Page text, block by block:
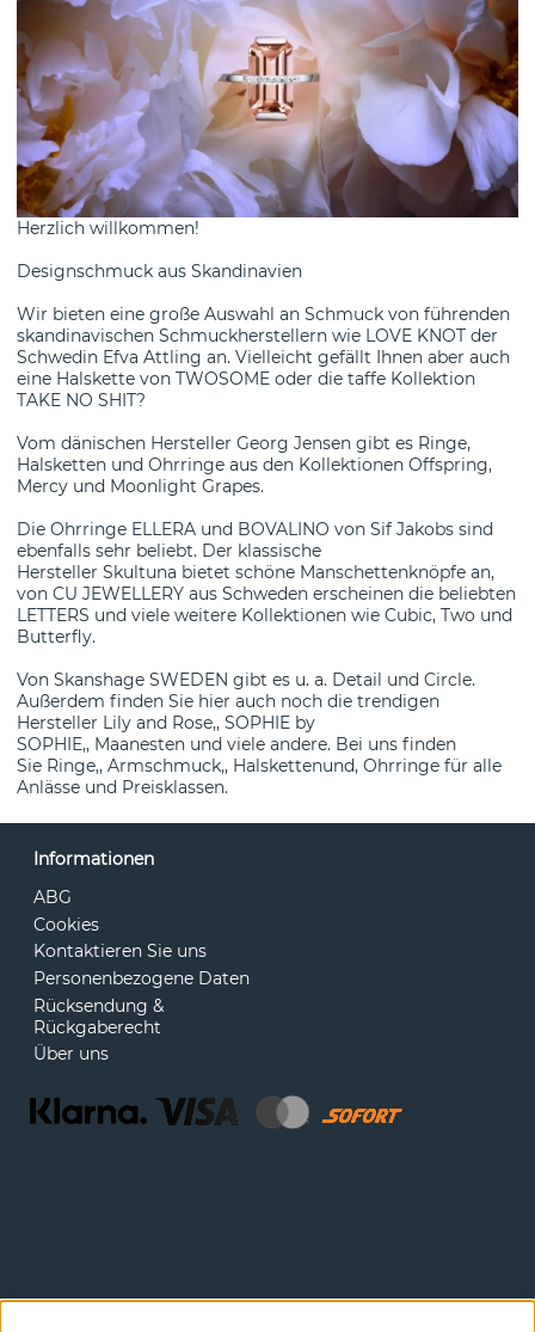
Herzlich willkommen!
Designschmuck aus Skandinavien
Wir bieten eine große Auswahl an Schmuck von führenden
skandinavischen Schmuckherstellern wie LOVE KNOT der
Schwedin Efva Attling an. Vielleicht gefällt Ihnen aber auch
eine Halskette von TWOSOME oder die taffe Kollektion
TAKE NO SHIT?
Vom dänischen Hersteller Georg Jensen gibt es Ringe,
Halsketten und Ohrringe aus den Kollektionen Offspring,
Mercy und Moonlight Grapes.
Die Ohrringe ELLERA und BOVALINO von Sif Jakobs sind
ebenfalls sehr beliebt. Der klassische
Hersteller Skultuna bietet schöne Manschettenknöpfe an,
von CU JEWELLERY aus Schweden erscheinen die beliebten
LETTERS und viele weitere Kollektionen wie Cubic, Two und
Butterfly.
Von Skanshage SWEDEN gibt es u. a. Detail und Circle.
Außerdem finden Sie hier auch noch die trendigen
Hersteller Lily and Rose,, SOPHIE by
SOPHIE,, Maanesten und viele andere. Bei uns finden
Sie Ringe,, Armschmuck,, Halskettenund, Ohrringe für alle
Anlässe und Preisklassen.
Informationen
ABG
Cookies
Kontaktieren Sie uns
Personenbezogene Daten
Rücksendung &
Rückgaberecht
Über uns